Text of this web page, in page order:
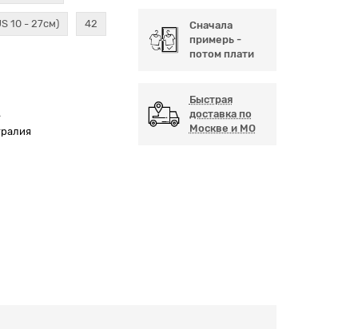
10 - 27см) 42
Сначала
примерь -
потом плати
Быстрая
доставка по
Москве и МО